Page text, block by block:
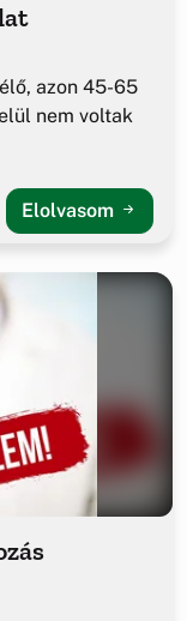
azon 45-65
nem voltak
Elolvasom